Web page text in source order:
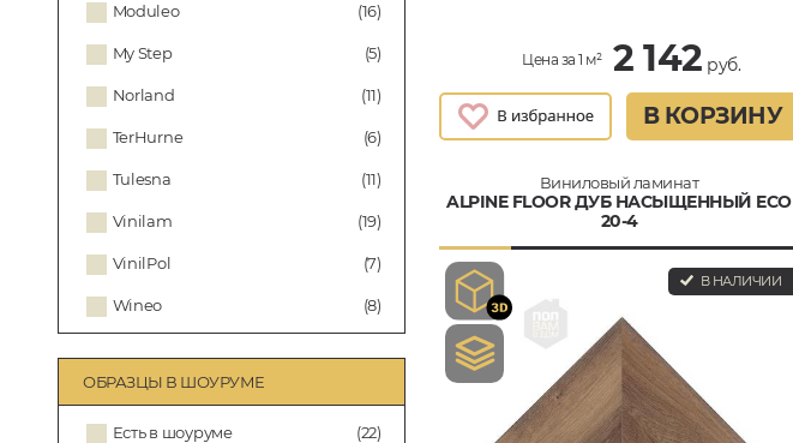
Moduleo (16)
My Step (5)
Norland (11)
TerHurne (6)
Tulesna (11)
Vinilam (19)
VinilPol (7)
Wineo (8)
ОБРАЗЦЫ В ШОУРУМЕ
Есть в шоуруме (22)
Цена за 1 м² 2 142 руб.
В КОРЗИНУ
Виниловый ламинат
ALPINE FLOOR ДУБ НАСЫЩЕННЫЙ ECO
20-4
В НАЛИЧИИ